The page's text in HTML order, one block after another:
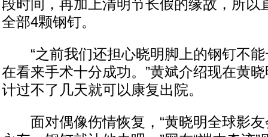
段时间，再加上清明节长假的缘故，所以
全部4颗钢钉。
“之前我们还担心晓明脚上的钢钉不能
在看来手术十分成功。”黄斌介绍现在黄
计过不了几天就可以康复出院。
面对偶像伤情恢复，“黄晓明全球影友